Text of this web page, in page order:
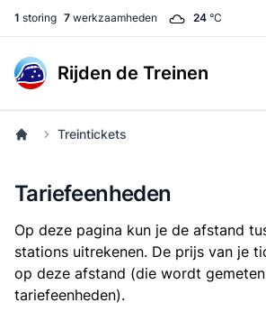
1 storing 7 werkzaamheden 24 °C
Rijden de Treinen
Treintickets
Tariefeenheden
Op deze pagina kun je de afstand
stations uitrekenen. De prijs van je
op deze afstand (die wordt
tariefeenheden).